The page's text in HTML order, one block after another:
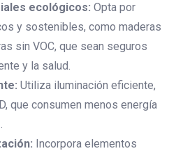
ecológicos: Opta por
y sostenibles, como maderas
sin VOC, que sean seguros
y la salud.
Utiliza iluminación eficiente,
que consumen menos energía
Incorpora elementos